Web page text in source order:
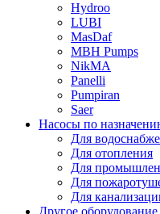
Hydroo
LUBI
MasDaf
MBH Pumps
NikMA
Panelli
Pumpiran
Saer
Насосы по
Для
Для отопления
Для
Для
Для